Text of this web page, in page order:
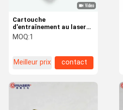
Cartouche
d'entraînement au laser
de vibration de la museau
pour fusils airsoft GBB et
MOQ:1
Meilleur prix contact